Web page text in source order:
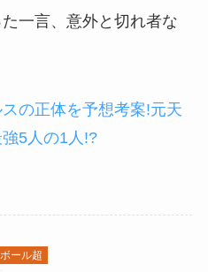
一言、意外と切れ者な
の正体を予想考案!元天
5人の1人!?
ール超